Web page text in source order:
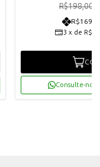
R$198,00
3 x de
Consulte-nos